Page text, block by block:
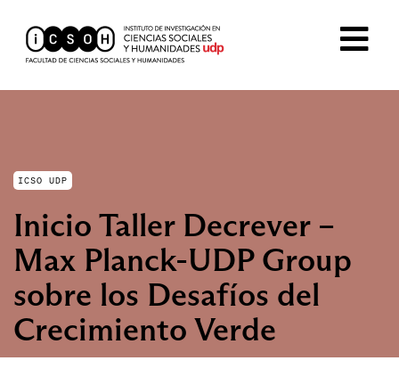
ICSO UDP
Inicio Taller Decrever –
Max Planck-UDP Group
sobre los Desafíos del
Crecimiento Verde